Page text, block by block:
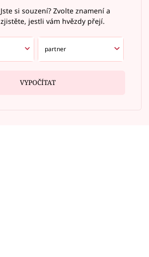
Jste si souzení? Zvolte znamení a
zjistěte, jestli vám hvězdy přejí.
VYPOČÍTAT